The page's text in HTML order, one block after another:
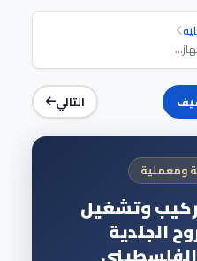
التالي
ومعملية
وتشغيل
الجلدية